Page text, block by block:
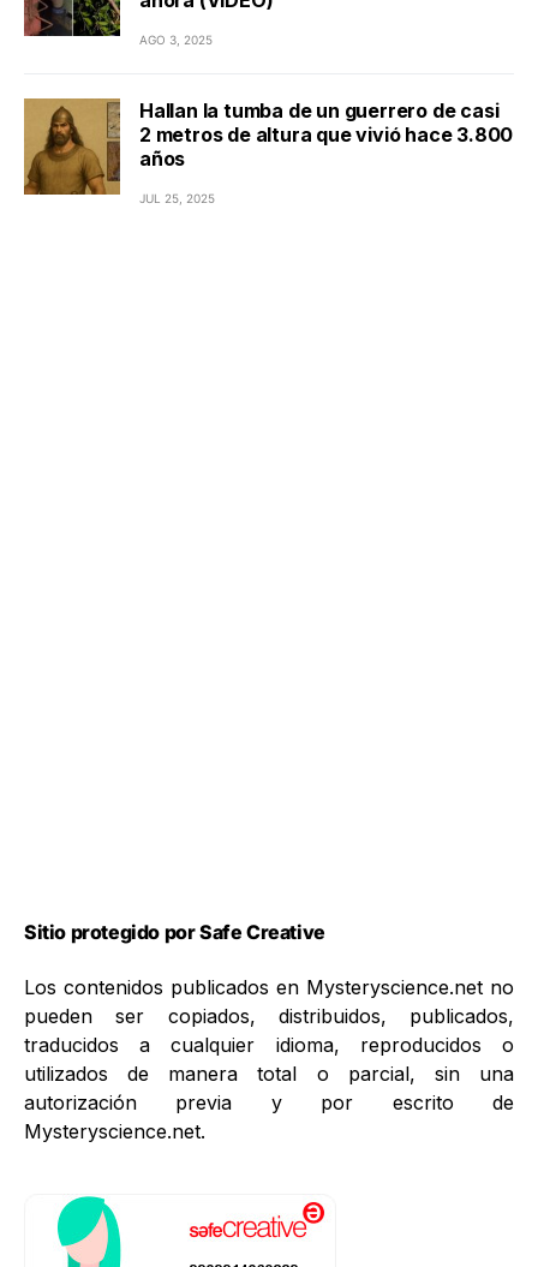
AGO 3, 2025
Hallan la tumba de un guerrero de casi
2 metros de altura que vivió hace 3.800
años
JUL 25, 2025
Sitio protegido por Safe Creative
Los contenidos publicados en Mysteryscience.net no
pueden ser copiados, distribuidos, publicados,
traducidos a cualquier idioma, reproducidos o
utilizados de manera total o parcial, sin una
autorización previa y por escrito de
Mysteryscience.net.